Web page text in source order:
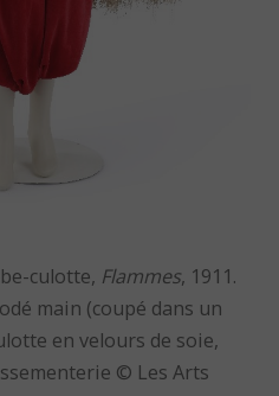
culotte, Flammes, 1911.
main (coupé dans un
en velours de soie,
© Les Arts